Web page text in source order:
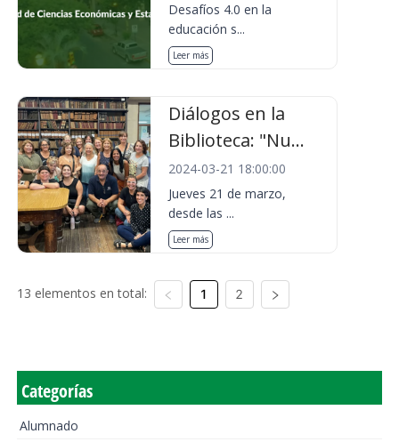
Desafíos 4.0 en la
educación s...
Leer más
Diálogos en la
Biblioteca: "Nu...
2024-03-21 18:00:00
Jueves 21 de marzo,
desde las ...
Leer más
13 elementos en total: 1 2
Categorías
Alumnado